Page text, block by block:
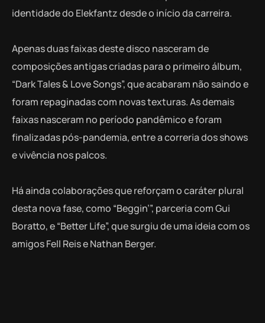
identidade do Elekfantz desde o início da carreira.
Apenas duas faixas deste disco nasceram de
composições antigas criadas para o primeiro álbum,
“Dark Tales & Love Songs”, que acabaram não saindo e
foram repaginadas com novas texturas. As demais
faixas nasceram no período pandêmico e foram
finalizadas pós-pandemia, entre a correria dos shows
e vivência nos palcos.
Há ainda colaborações que reforçam o caráter plural
desta nova fase, como “Beggin’”, parceria com Gui
Boratto, e “Better Life”, que surgiu de uma ideia com os
amigos Fell Reis e Nathan Berger.